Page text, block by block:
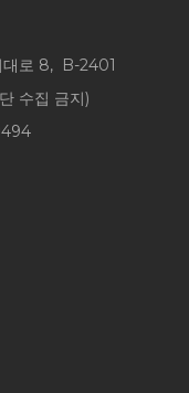
대로 8, B-2401
수집 금지)